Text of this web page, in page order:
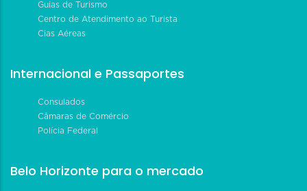
Guias de Turismo
Centro de Atendimento ao Turista
Cias Aéreas
Internacional e Passaportes
Consulados
Câmaras de Comércio
Polícia Federal
Belo Horizonte para o mercado